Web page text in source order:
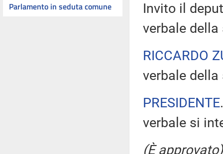
Parlamento in seduta comune
Invito il
verbale della
RICCARDO
verbale
PRESIDENTE
verbale si
(È approvato)